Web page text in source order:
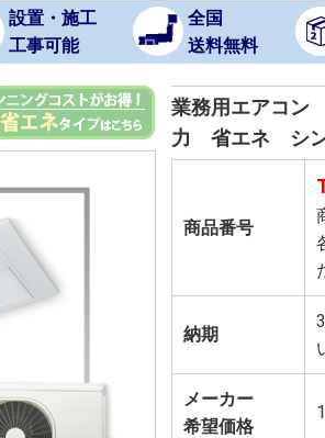
設置・施工
工事可能
全国
送料無料
業務用エアコ
力 省エネ シ
商品番号
納期
メーカー
希望価格